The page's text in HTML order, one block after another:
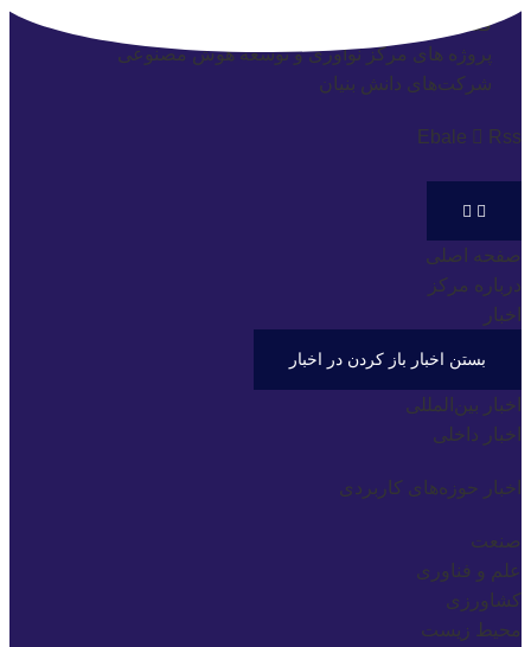
فصلنامه هوش مصنوعی
پروژه های مرکز نوآوری و توسعه هوش مصنوعی
شرکت‌های دانش بنیان
Ebale Rss
صفحه اصلی
درباره مرکز
اخبار
بستن اخبار باز کردن در اخبار
اخبار بین‌المللی
اخبار داخلی
اخبار حوزه‌های کاربردی
صنعت
علم و فناوری
کشاورزی
محیط زیست